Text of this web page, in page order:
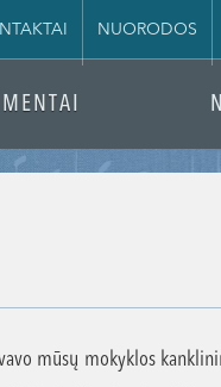
NUORODOS
mūsų mokyklos